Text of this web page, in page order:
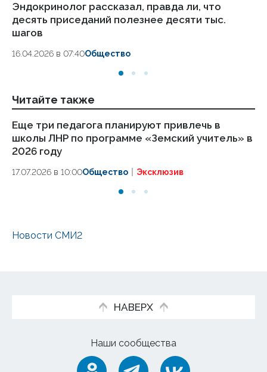
Эндокринолог рассказал, правда ли, что
десять приседаний полезнее десяти тыс.
шагов
16.04.2026 в 07:40Общество
Читайте также
Еще три педагога планируют привлечь в
школы ЛНР по программе «Земский учитель» в
2026 году
17.07.2026 в 10:00Общество Эксклюзив
Новости СМИ2
НАВЕРХ
Наши сообщества